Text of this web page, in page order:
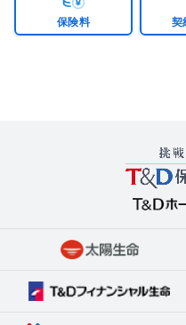
保険料 契